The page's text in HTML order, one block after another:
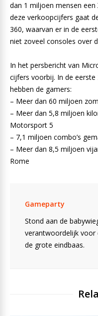
dan 1 miljoen mensen
deze verkoopcijfers gaat
360, waarvan er in de
niet zoveel consoles over
In het persbericht van
cijfers voorbij. In de
hebben de gamers:
– Meer dan 60 miljoen
– Meer dan 5,8 miljoen
Motorsport 5
– 7,1 miljoen combo’s
– Meer dan 8,5 miljoen
Rome
Gameparty
Stond aan de
verantwoordelijk voor
de grote eindbaas.